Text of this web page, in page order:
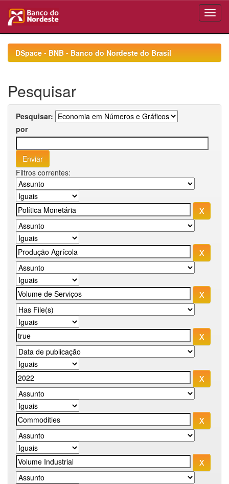
navigationDSpace - BNB - Banco do Nordeste do Brasil
Pesquisar
Pesquisar:
por
Filtros correntes: